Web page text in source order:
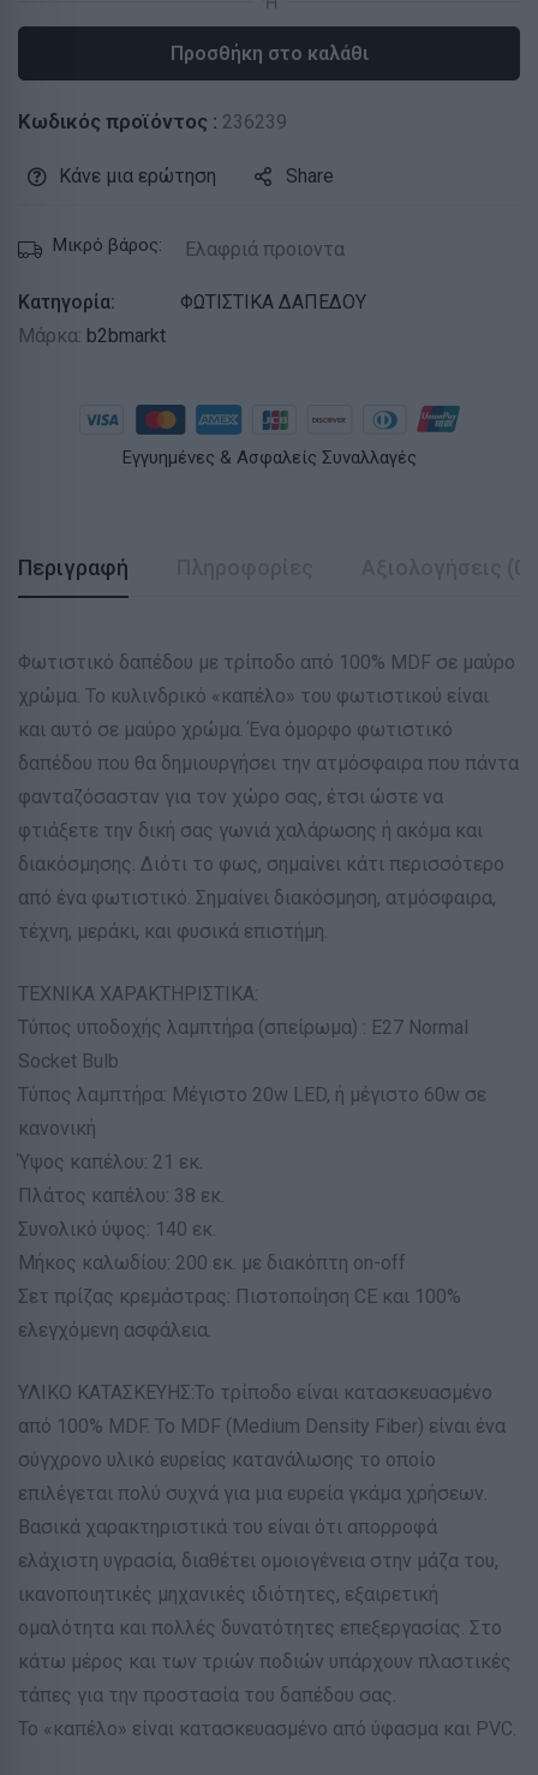
Προσθήκη στο καλάθι
Κωδικός προϊόντος : 236239
Κάνε μια ερώτηση Share
Μικρό βάρος: Ελαφριά προιοντα
Κατηγορία:
ΦΩΤΙΣΤΙΚΑ ΔΑΠΕΔΟΥ
Μάρκα: b2bmarkt
Εγγυημένες & Ασφαλείς Συναλλαγές
Περιγραφή
Φωτιστικό δαπέδου με τρίποδο από 100% MDF σε μαύρο
χρώμα. Το κυλινδρικό «καπέλο» του φωτιστικού είναι
και αυτό σε μαύρο χρώμα. Ένα όμορφο φωτιστικό
δαπέδου που θα δημιουργήσει την ατμόσφαιρα που πάντα
φανταζόσασταν για τον χώρο σας, έτσι ώστε να
φτιάξετε την δική σας γωνιά χαλάρωσης ή ακόμα και
διακόσμησης. Διότι το φως, σημαίνει κάτι περισσότερο
από ένα φωτιστικό. Σημαίνει διακόσμηση, ατμόσφαιρα,
τέχνη, μεράκι, και φυσικά επιστήμη.
ΤΕΧΝΙΚΑ ΧΑΡΑΚΤΗΡΙΣΤΙΚΑ:
Τύπος υποδοχής λαμπτήρα (σπείρωμα) : Ε27 Normal
Socket Bulb
Τύπος λαμπτήρα: Μέγιστο 20w LED, ή μέγιστο 60w σε
κανονική
Ύψος καπέλου: 21 εκ.
Πλάτος καπέλου: 38 εκ.
Συνολικό ύψος: 140 εκ.
Μήκος καλωδίου: 200 εκ. με διακόπτη on-off
Σετ πρίζας κρεμάστρας: Πιστοποίηση CE και 100%
ελεγχόμενη ασφάλεια.
ΥΛΙΚΟ ΚΑΤΑΣΚΕΥΗΣ:Το τρίποδο είναι κατασκευασμένο
από 100% MDF. Το MDF (Medium Density Fiber) είναι ένα
σύγχρονο υλικό ευρείας κατανάλωσης το οποίο
επιλέγεται πολύ συχνά για μια ευρεία γκάμα χρήσεων.
Βασικά χαρακτηριστικά του είναι ότι απορροφά
ελάχιστη υγρασία, διαθέτει ομοιογένεια στην μάζα του,
ικανοποιητικές μηχανικές ιδιότητες, εξαιρετική
ομαλότητα και πολλές δυνατότητες επεξεργασίας. Στο
κάτω μέρος και των τριών ποδιών υπάρχουν πλαστικές
τάπες για την προστασία του δαπέδου σας.
Το «καπέλο» είναι κατασκευασμένο από ύφασμα και PVC.